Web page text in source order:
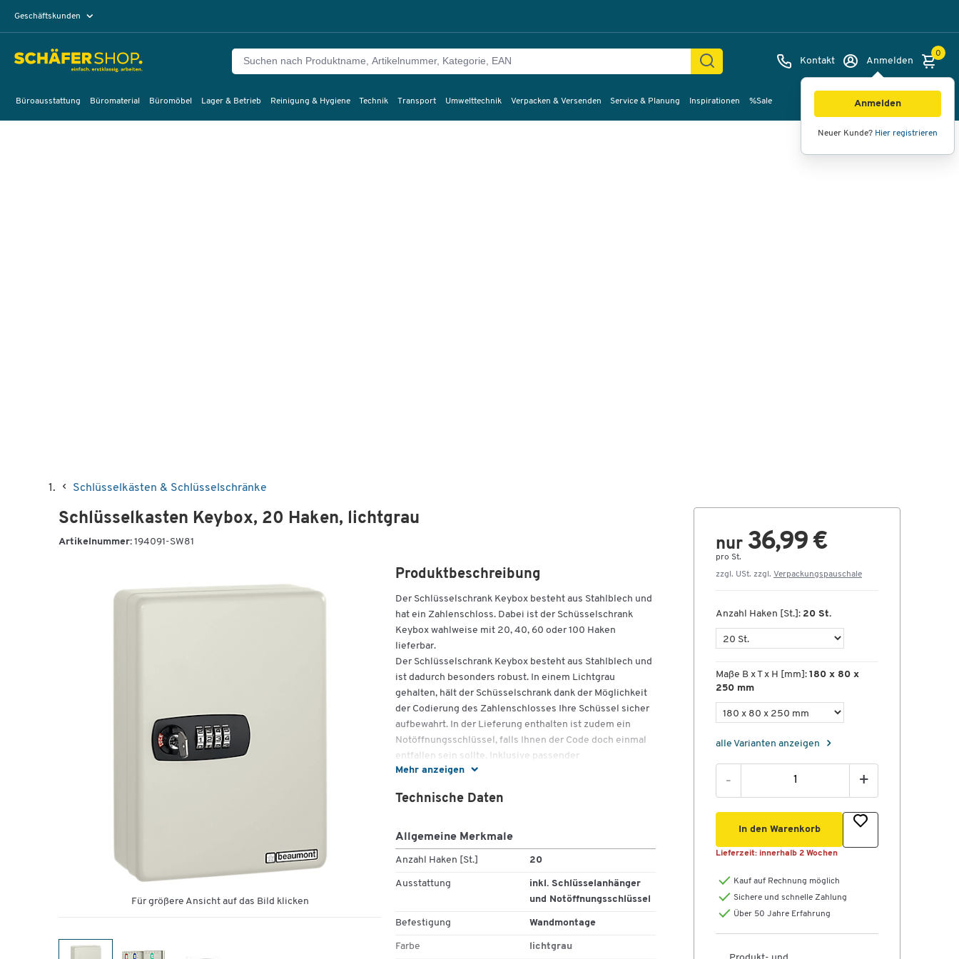
Geschäftskunden
Kontakt Anmelden
Anmelden
Neuer Kunde? Hier registrieren
0
Büroausstattung Büromaterial Büromöbel Lager & Betrieb Reinigung & Hygiene Technik Transport Umwelttechnik Verpacken & Versenden Service & Planung Inspirationen %Sale
Schlüsselkästen & Schlüsselschränke
Schlüsselkasten Keybox, 20 Haken, lichtgrau
Artikelnummer: 194091-SW81
Für größere Ansicht auf das Bild klicken
Mehr anzeigen
Produktbeschreibung
Der Schlüsselschrank Keybox besteht aus Stahlblech und
hat ein Zahlenschloss. Dabei ist der Schüsselschrank
Keybox wahlweise mit 20, 40, 60 oder 100 Haken
lieferbar.
Der Schlüsselschrank Keybox besteht aus Stahlblech und
ist dadurch besonders robust. In einem Lichtgrau
gehalten, hält der Schüsselschrank dank der Möglichkeit
der Codierung des Zahlenschlosses Ihre Schüssel sicher
aufbewahrt. In der Lieferung enthalten ist zudem ein
Notöffnungsschlüssel, falls Ihnen der Code doch einmal
entfallen sein sollte. Inklusive passender
Schlüsselanhänger geliefert ist der Schüsselschrank in
Keybox wahlweise mit 20 Haken, 40, 60 oder 100 Haken
mit 60 und 100 Haken über eine Mittelwand, sodass der
Schrank kompakt und übersichtlich bleibt.
Weitere Details:
Inklusive Schlüsselanhänger
Gehäuse aus Stahlblech
Technische Daten
Allgemeine Merkmale
Anzahl Haken [St.] 20
Ausstattung
inkl. Schlüsselanhänger
und Notöffnungsschlüssel
Befestigung Wandmontage
Farbe lichtgrau
nur 36,99 €
pro St.
zzgl. USt. zzgl. Verpackungspauschale
Anzahl Haken [St.]: 20 St.
Maße B x T x H [mm]: 180 x 80 x
250 mm
alle Varianten anzeigen
- +
In den Warenkorb
Lieferzeit: innerhalb 2 Wochen
Kauf auf Rechnung möglich
Sichere und schnelle Zahlung
Über 50 Jahre Erfahrung
Bilder Videos 360°-Ansicht